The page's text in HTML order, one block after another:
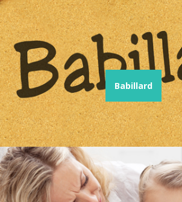
Babillard